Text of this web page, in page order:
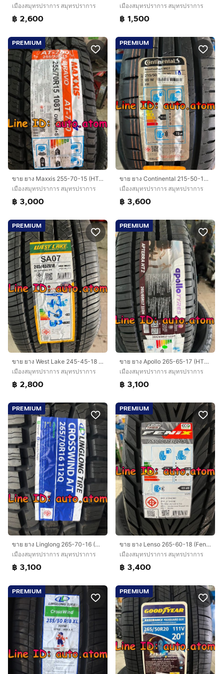
เมืองสมุทรปราการ สมุทรปราการ
฿ 2,600
เมืองสมุทรปราการ สมุทรปราการ
฿ 1,500
PREMIUM
ขาย ยาง Maxxis 255-70-15 (HT-780) ใหม่ ปี 26
เมืองสมุทรปราการ สมุทรปราการ
฿ 3,000
PREMIUM
ขาย ยาง Continental 215-50-17 (MC7) ใหม่ ปี 26
เมืองสมุทรปราการ สมุทรปราการ
฿ 3,600
PREMIUM
ขาย ยาง West Lake 245-45-18 (SA07) ใหม่ ปี 26
เมืองสมุทรปราการ สมุทรปราการ
฿ 2,800
PREMIUM
ขาย ยาง Apollo 265-65-17 (HT2) ใหม่ ปี 26
เมืองสมุทรปราการ สมุทรปราการ
฿ 3,100
PREMIUM
ขาย ยาง Linglong 265-70-16 (CrossWind A-T) ใหม่ ปี 26
เมืองสมุทรปราการ สมุทรปราการ
฿ 3,100
PREMIUM
ขาย ยาง Lenso 265-60-18 (Fenix) ใหม่ ปี 26
เมืองสมุทรปราการ สมุทรปราการ
฿ 3,400
PREMIUM PREMIUM